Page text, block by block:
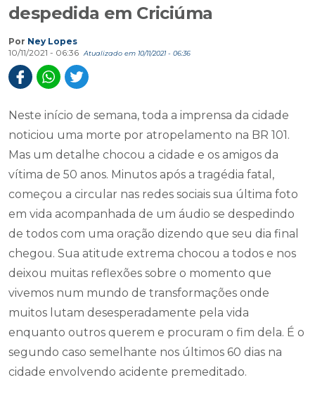
despedida em Criciúma
Por Ney Lopes
10/11/2021 - 06:36
Atualizado em 10/11/2021 - 06:36
Neste início de semana, toda a imprensa da cidade
noticiou uma morte por atropelamento na BR 101.
Mas um detalhe chocou a cidade e os amigos da
vítima de 50 anos. Minutos após a tragédia fatal,
começou a circular nas redes sociais sua última foto
em vida acompanhada de um áudio se despedindo
de todos com uma oração dizendo que seu dia final
chegou. Sua atitude extrema chocou a todos e nos
deixou muitas reflexões sobre o momento que
vivemos num mundo de transformações onde
muitos lutam desesperadamente pela vida
enquanto outros querem e procuram o fim dela. É o
segundo caso semelhante nos últimos 60 dias na
cidade envolvendo acidente premeditado.